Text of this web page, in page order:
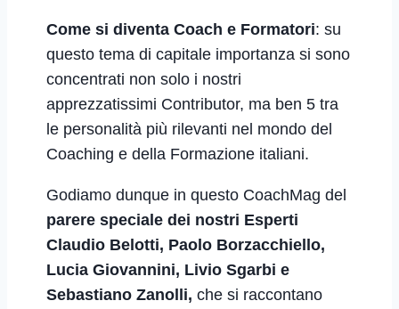
Come si diventa Coach e Formatori: su
questo tema di capitale importanza si sono
concentrati non solo i nostri
apprezzatissimi Contributor, ma ben 5 tra
le personalità più rilevanti nel mondo del
Coaching e della Formazione italiani.
Godiamo dunque in questo CoachMag del
parere speciale dei nostri Esperti
Claudio Belotti, Paolo Borzacchiello,
Lucia Giovannini, Livio Sgarbi e
Sebastiano Zanolli, che si raccontano